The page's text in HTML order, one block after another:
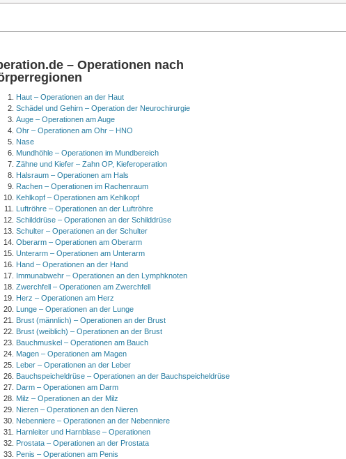
– Operationen nach
Haut – Operationen an der Haut
Schädel und Gehirn – Operation der Neurochirurgie
Auge – Operationen am Auge
Ohr – Operationen am Ohr – HNO
Nase
Mundhöhle – Operationen im Mundbereich
Zähne und Kiefer – Zahn OP, Kieferoperation
Halsraum – Operationen am Hals
Rachen – Operationen im Rachenraum
Kehlkopf – Operationen am Kehlkopf
Luftröhre – Operationen an der Luftröhre
Schilddrüse – Operationen an der Schilddrüse
Schulter – Operationen an der Schulter
Oberarm – Operationen am Oberarm
Unterarm – Operationen am Unterarm
Hand – Operationen an der Hand
Immunabwehr – Operationen an den Lymphknoten
Zwerchfell – Operationen am Zwerchfell
Herz – Operationen am Herz
Lunge – Operationen an der Lunge
Brust (männlich) – Operationen an der Brust
Brust (weiblich) – Operationen an der Brust
Bauchmuskel – Operationen am Bauch
Magen – Operationen am Magen
Leber – Operationen an der Leber
Bauchspeicheldrüse – Operationen an der Bauchspeicheldrüse
Darm – Operationen am Darm
Milz – Operationen an der Milz
Nieren – Operationen an den Nieren
Nebenniere – Operationen an der Nebenniere
Harnleiter und Harnblase – Operationen
Prostata – Operationen an der Prostata
Penis – Operationen am Penis